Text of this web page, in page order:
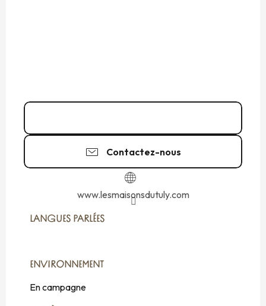
Contactez-nous
www.lesmaisonsdutuly.com
LANGUES PARLÉES
LANGUES PARLÉES
ENVIRONNEMENT
ENVIRONNEMENT
En campagne